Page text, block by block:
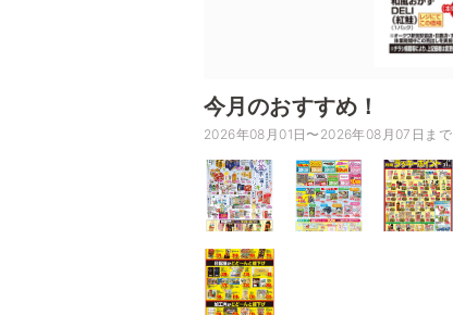
今月のおすすめ！
2026年08月01日〜2026年08月07日まで